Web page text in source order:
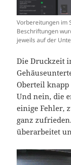
Vorbereitungen im
Beschriftungen
jeweils auf der
Die Druckzeit
Oberteil
Und nein, die
einige Fehler,
ganz
überarbeitet